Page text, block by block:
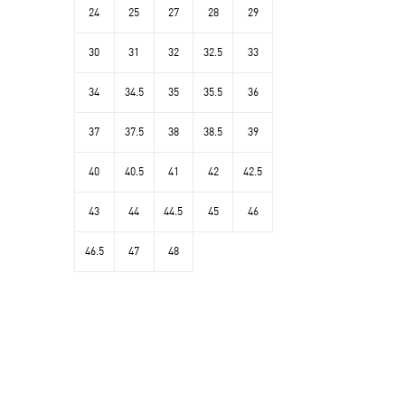
24 25 27 28 29
30 31 32 32.5 33
34 34.5 35 35.5 36
37 37.5 38 38.5 39
40 40.5 41 42 42.5
43 44 44.5 45 46
46.5 47 48